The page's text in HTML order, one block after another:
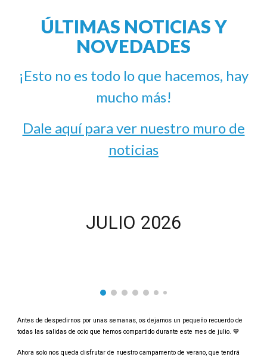
ÚLTIMAS NOTICIAS Y
NOVEDADES
¡Esto no es todo lo que hacemos, hay
mucho más!
Dale aquí para ver nuestro muro de
noticias
JULIO 2026
Antes de despedirnos por unas semanas, os dejamos un pequeño recuerdo de
todas las salidas de ocio que hemos compartido durante este mes de julio. 💙
Ahora solo nos queda disfrutar de nuestro campamento de verano, que tendrá